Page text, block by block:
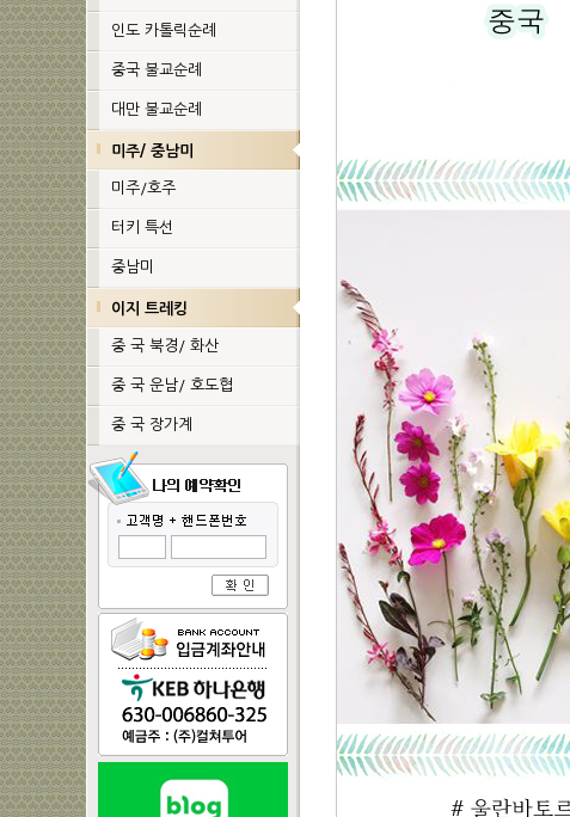
인도 카톨릭순례
중국 불교순례
대만 불교순례
미주/ 중남미
미주/호주
터키 특선
중남미
이지 트레킹
중 국 북경/ 화산
중 국 운남/ 호도협
중 국 장가계